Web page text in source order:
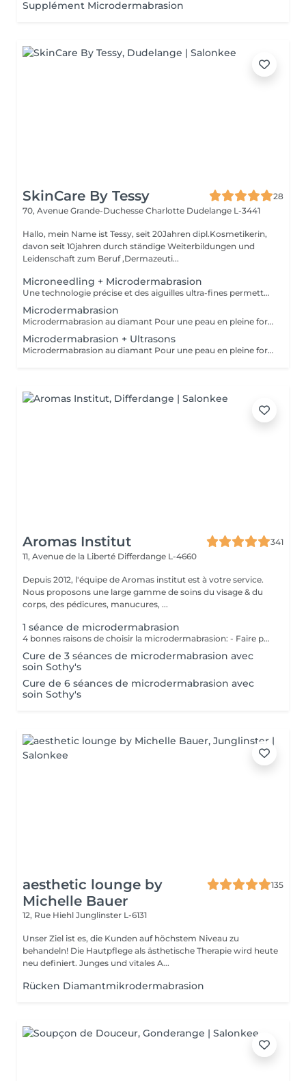
Supplément Microdermabrasion
SkinCare By Tessy
28
70, Avenue Grande-Duchesse Charlotte Dudelange L-3441
Hallo, mein Name ist Tessy, seit 20Jahren dipl.Kosmetikerin,
davon seit 10jahren durch ständige Weiterbildungen und
Leidenschaft zum Beruf ,Dermazeuti...
Microneedling + Microdermabrasion
Une technologie précise et des aiguilles ultra-fines permettent un traitement doux pour la peau avec des résultats parfaits. Le microneedling stimule le collagène de la peau pour favoriser le processus de régénération et la reconstruction des tissus dans les couches profondes, - raffermissement de la peau - réduction des rides - rajeunissement de la peau - amélioration de la peau vasculaire et des tissus - peau impure - contre l'hyperpigmentation et les cicatrices - affinement des pores
Microdermabrasion
Microdermabrasion au diamant Pour une peau en pleine forme La microdermabrasion au diamant élimine les cellules mortes à la surface de la peau et les aspire immédiatement grâce à un système à vide. La peau retrouve ainsi sa porosité. - Résultats visibles immédiatement et durables - Préparation optimale de la peau - Réduction des imperfections cutanées et des taches pigmentaires - Réduction des taches de vieillesse - Réduction des ridules - Optimisation du grain de peau - Raffinement des pores - Stimulation de la régénération cellulaire
Microdermabrasion + Ultrasons
Microdermabrasion au diamant Pour une peau en pleine forme La microdermabrasion au diamant élimine les cellules mortes à la surface de la peau et les aspire immédiatement grâce à un système à vide. La peau retrouve ainsi sa porosité. - Résultats visibles immédiatement et durables - Préparation optimale de la peau - Réduction des imperfections cutanées et des taches pigmentaires - Réduction des taches de vieillesse - Réduction des ridules - Optimisation du grain de peau - Raffinement des pores - Stimulation de la régénération cellulaire
Aromas Institut
341
11, Avenue de la Liberté Differdange L-4660
Depuis 2012, l'équipe de Aromas institut est à votre service.
Nous proposons une large gamme de soins du visage & du
corps, des pédicures, manucures, ...
1 séance de microdermabrasion
4 bonnes raisons de choisir la microdermabrasion: - Faire peau neuve : une peau qui apparait plus jeune - Teint plus frais/peau nette : réduction des cicatrices - Pores moins profonds :diminution des rides & ridules - Meilleure hydratation : couleur de peau plus égale Nous vous prions de bien vouloir respecter votre rendez-vous. En prenant rendez-vous, vous occupez une place, dont une autre personne aurait éventuellement besoin. Tout rendez-vous non annulé 24h en avance, est susceptible d'être facturé. (Si vous ne pouvez pas vous présenter à votre RDV, proposez-le éventuellement à un proche ou à un ami) Toute l'équipe de Aromas Institut vous remercie pour votre respect et votre compréhension.
Cure de 3 séances de microdermabrasion avec
soin Sothy's
Cure de 6 séances de microdermabrasion avec
soin Sothy's
aesthetic lounge by
Michelle Bauer
135
12, Rue Hiehl Junglinster L-6131
Unser Ziel ist es, die Kunden auf höchstem Niveau zu
behandeln! Die Hautpflege als ästhetische Therapie wird heute
neu definiert. Junges und vitales A...
Rücken Diamantmikrodermabrasion